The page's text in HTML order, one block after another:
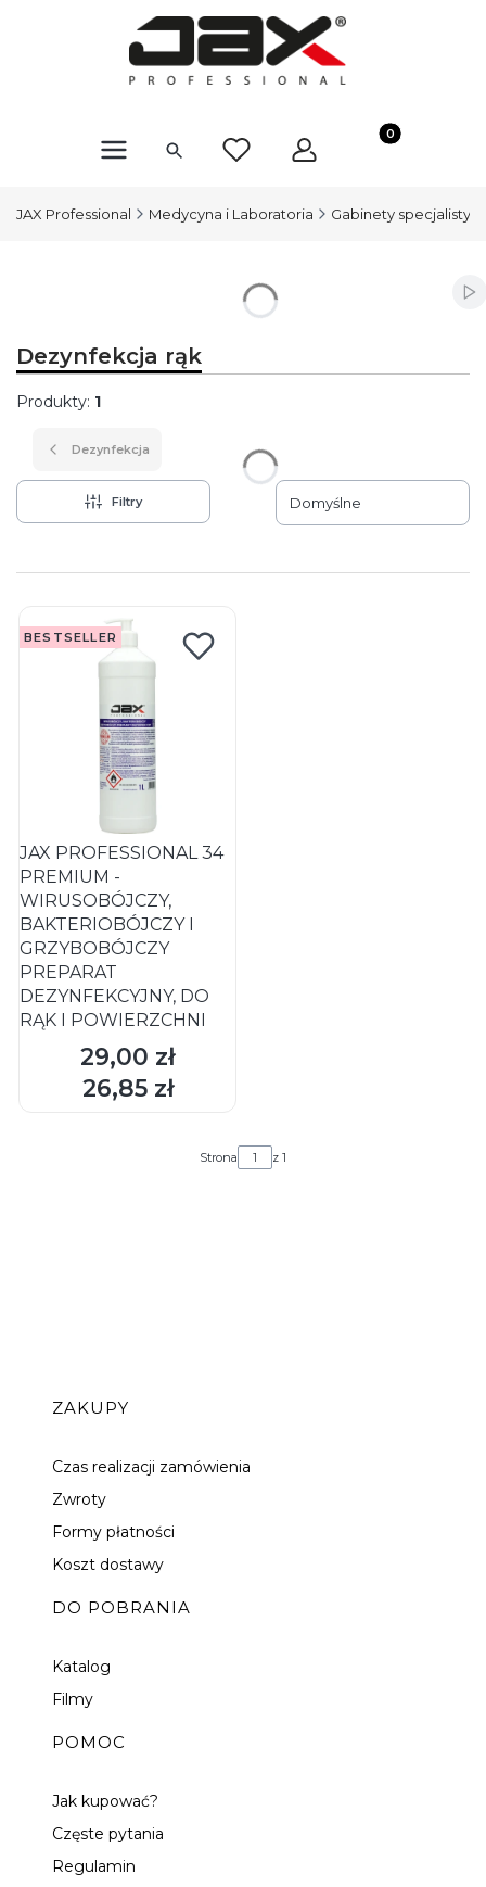
Produkty w
JAX Professional Medycyna i Laboratoria Gabinety
Dezynfekcja rąk
Produkty: 1
Dezynfekcja
Filtry Domyślne
BESTSELLER
JAX PROFESSIONAL 34
PREMIUM -
WIRUSOBÓJCZY,
BAKTERIOBÓJCZY I
GRZYBOBÓJCZY
PREPARAT
DEZYNFEKCYJNY, DO
RĄK I POWIERZCHNI
Cena
29,00 zł
Cena
26,85 zł
Strona z 1
Linki w stopce
ZAKUPY
Czas realizacji zamówienia
Zwroty
Formy płatności
Koszt dostawy
DO POBRANIA
Katalog
Filmy
POMOC
Jak kupować?
Częste pytania
Regulamin